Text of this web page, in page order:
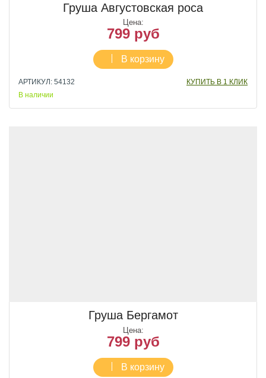
Груша Августовская роса
Цена:
799 руб
В корзину
АРТИКУЛ: 54132
КУПИТЬ В 1 КЛИК
В наличии
Груша Бергамот
Цена:
799 руб
В корзину